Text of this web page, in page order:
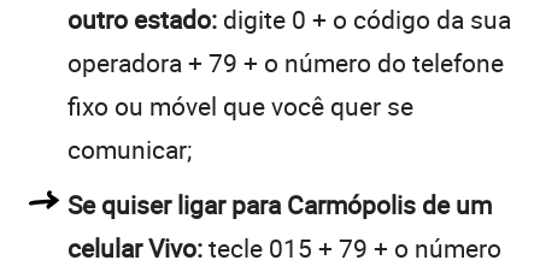
outro estado: digite 0 + o código da sua
operadora + 79 + o número do telefone
fixo ou móvel que você quer se
comunicar;
Se quiser ligar para Carmópolis de um
celular Vivo:tecle 015 + 79 + o número